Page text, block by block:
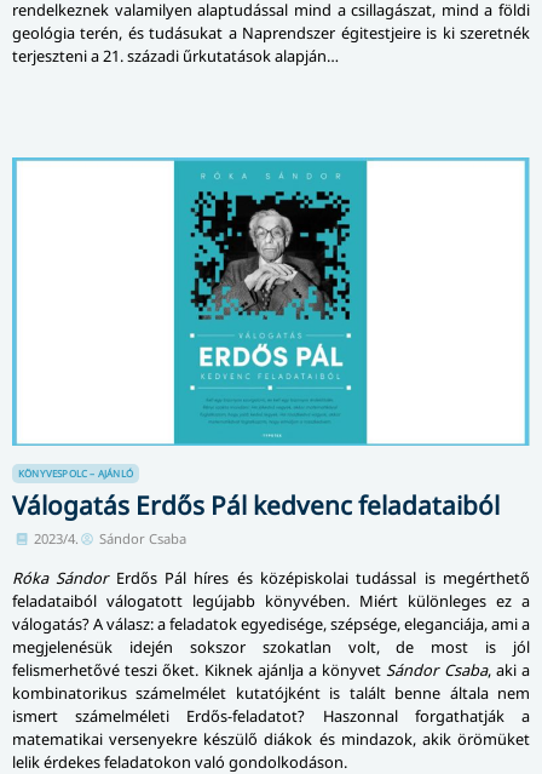
rendelkeznek valamilyen alaptudással mind a csillagászat, mind a földi
geológia terén, és tudásukat a Naprendszer égitestjeire is ki szeretnék
terjeszteni a 21. századi űrkutatások alapján…
KÖNYVESPOLC – AJÁNLÓ
Válogatás Erdős Pál kedvenc feladataiból
2023/4. Sándor Csaba
Róka SándorErdős Pál híres és középiskolai tudással is megérthető
feladataiból válogatott legújabb könyvében. Miért különleges ez a
válogatás? A válasz: a feladatok egyedisége, szépsége, eleganciája, ami a
megjelenésük idején sokszor szokatlan volt, de most is jól
felismerhetővé teszi őket. Kiknek ajánlja a könyvet Sándor Csaba, aki a
kombinatorikus számelmélet kutatójként is talált benne általa nem
ismert számelméleti Erdős-feladatot? Haszonnal forgathatják a
matematikai versenyekre készülő diákok és mindazok, akik örömüket
lelik érdekes feladatokon való gondolkodáson.